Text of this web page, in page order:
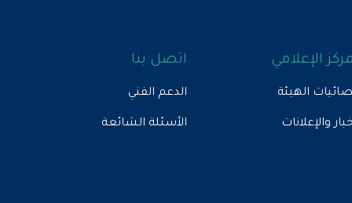
الإعلامي
الهيئة
والإعلانات
اتصل بنا
الدعم الفني
الأسئلة الشائعة